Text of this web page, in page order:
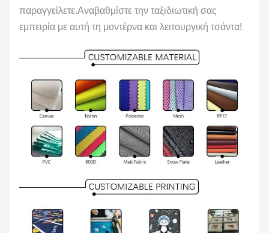
παραγγείλετε.Αναβαθμίστε την ταξιδιωτική σας
εμπειρία με αυτή τη μοντέρνα και λειτουργική τσάντα!